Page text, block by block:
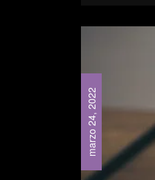
marzo 24, 2022